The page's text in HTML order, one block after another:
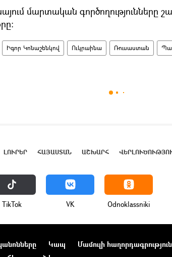
մարտական գործողությունները
Իգոր Կոնաշենկով Ուկրաինա Ռուսաստան
ԼՈՒՐԵՐ ՀԱՅԱՍՏԱՆ ԱՇԽԱՐՀ
ТikТоk VK Odnoklassniki
Կապ Մամուլի